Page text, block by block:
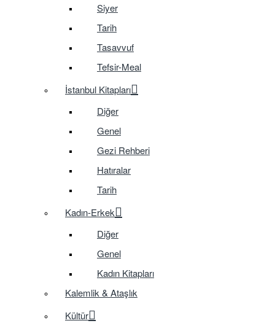
Siyer
Tarih
Tasavvuf
Tefsir-Meal
İstanbul Kitapları
Diğer
Genel
Gezi Rehberi
Hatıralar
Tarih
Kadın-Erkek
Diğer
Genel
Kadın Kitapları
Kalemlik & Ataşlık
Kültür